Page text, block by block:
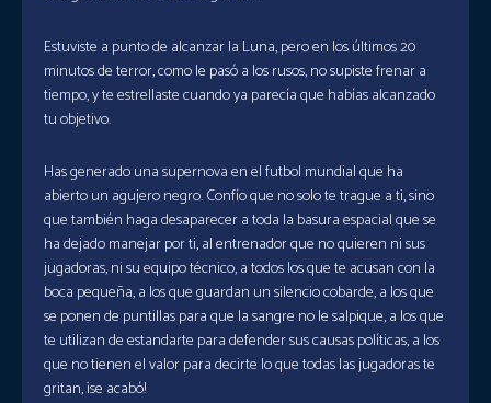
Estuviste a punto de alcanzar la Luna, pero en los últimos 20
minutos de terror, como le pasó a los rusos, no supiste frenar a
tiempo, y te estrellaste cuando ya parecía que habías alcanzado
tu objetivo.
Has generado una supernova en el futbol mundial que ha
abierto un agujero negro. Confío que no solo te trague a ti, sino
que también haga desaparecer a toda la basura espacial que se
ha dejado manejar por ti, al entrenador que no quieren ni sus
jugadoras, ni su equipo técnico, a todos los que te acusan con la
boca pequeña, a los que guardan un silencio cobarde, a los que
se ponen de puntillas para que la sangre no le salpique, a los que
te utilizan de estandarte para defender sus causas políticas, a los
que no tienen el valor para decirte lo que todas las jugadoras te
gritan, ¡se acabó!